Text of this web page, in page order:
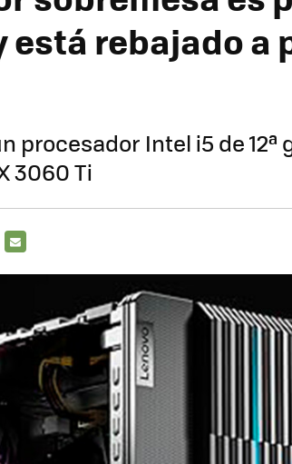
está rebajado a
procesador Intel i5 de 12ª
3060 Ti